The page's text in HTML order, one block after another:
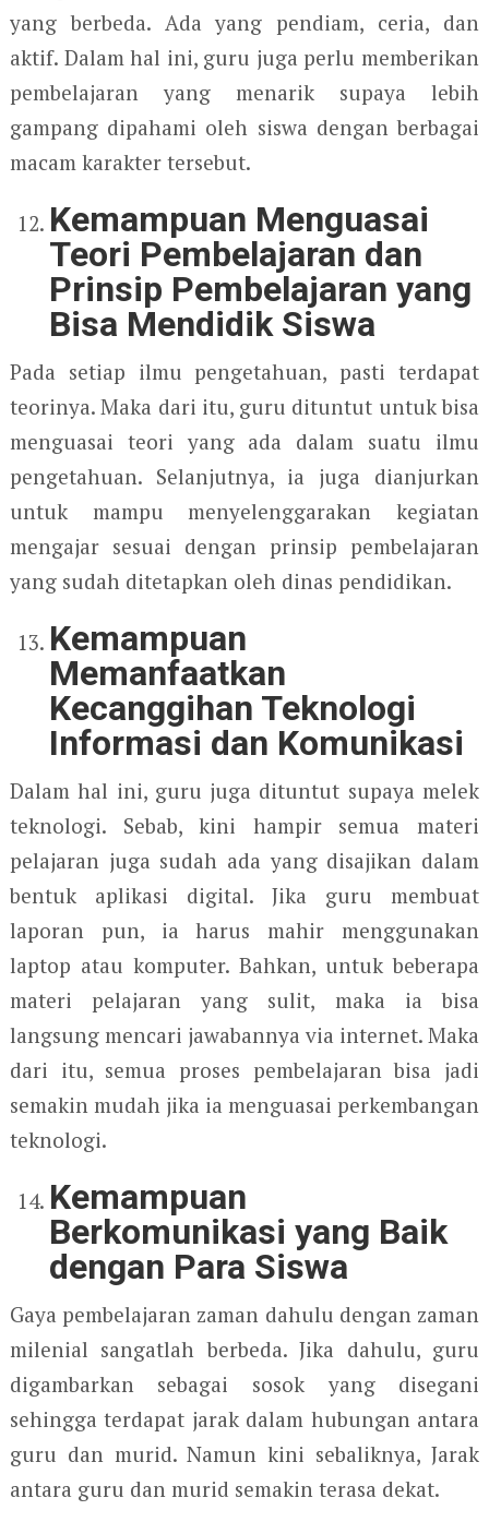
yang berbeda. Ada yang pendiam, ceria, dan
aktif. Dalam hal ini, guru juga perlu memberikan
pembelajaran yang menarik supaya lebih
gampang dipahami oleh siswa dengan berbagai
macam karakter tersebut.
Kemampuan Menguasai
Teori Pembelajaran dan
Prinsip Pembelajaran yang
Bisa Mendidik Siswa
Pada setiap ilmu pengetahuan, pasti terdapat
teorinya. Maka dari itu, guru dituntut untuk bisa
menguasai teori yang ada dalam suatu ilmu
pengetahuan. Selanjutnya, ia juga dianjurkan
untuk mampu menyelenggarakan kegiatan
mengajar sesuai dengan prinsip pembelajaran
yang sudah ditetapkan oleh dinas pendidikan.
Kemampuan
Memanfaatkan
Kecanggihan Teknologi
Informasi dan Komunikasi
Dalam hal ini, guru juga dituntut supaya melek
teknologi. Sebab, kini hampir semua materi
pelajaran juga sudah ada yang disajikan dalam
bentuk aplikasi digital. Jika guru membuat
laporan pun, ia harus mahir menggunakan
laptop atau komputer. Bahkan, untuk beberapa
materi pelajaran yang sulit, maka ia bisa
langsung mencari jawabannya via internet. Maka
dari itu, semua proses pembelajaran bisa jadi
semakin mudah jika ia menguasai perkembangan
teknologi.
Kemampuan
Berkomunikasi yang Baik
dengan Para Siswa
Gaya pembelajaran zaman dahulu dengan zaman
milenial sangatlah berbeda. Jika dahulu, guru
digambarkan sebagai sosok yang disegani
sehingga terdapat jarak dalam hubungan antara
guru dan murid. Namun kini sebaliknya, Jarak
antara guru dan murid semakin terasa dekat.